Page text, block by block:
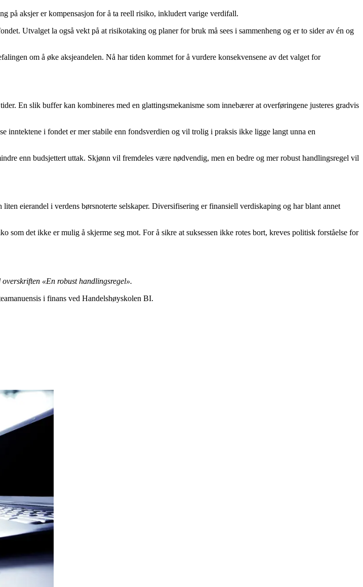
på aksjer er kompensasjon for å ta reell risiko, inkludert varige verdifall.
Utvalget la også vekt på at risikotaking og planer for bruk må sees i sammenheng og er to sider av én og
om å øke aksjeandelen. Nå har tiden kommet for å vurdere konsekvensene av det valget for
En slik buffer kan kombineres med en glattingsmekanisme som innebærer at overføringene justeres gradvis
inntektene i fondet er mer stabile enn fondsverdien og vil trolig i praksis ikke ligge langt unna en
enn budsjettert uttak. Skjønn vil fremdeles være nødvendig, men en bedre og mer robust handlingsregel vil
eierandel i verdens børsnoterte selskaper. Diversifisering er finansiell verdiskaping og har blant annet
som det ikke er mulig å skjerme seg mot. For å sikre at suksessen ikke rotes bort, kreves politisk forståelse for
«En robust handlingsregel».
i finans ved Handelshøyskolen BI.